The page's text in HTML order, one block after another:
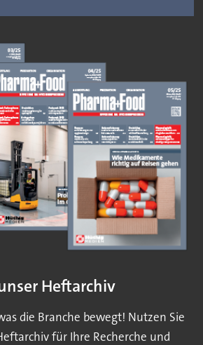
Heftarchiv
die Branche bewegt! Nutzen Sie
für Ihre Recherche und